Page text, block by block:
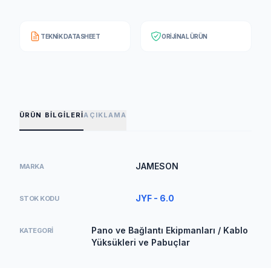
TEKNIK DATASHEET ORIJINAL ÜRÜN
ÜRÜN BILGILERIAÇIKLAMA
MARKA JAMESON
STOK KODU JYF - 6.0
KATEGORI
Pano ve Bağlantı Ekipmanları / Kablo
Yüksükleri ve Pabuçlar